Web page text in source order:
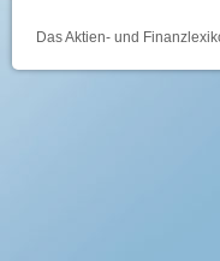
Das Aktien- und